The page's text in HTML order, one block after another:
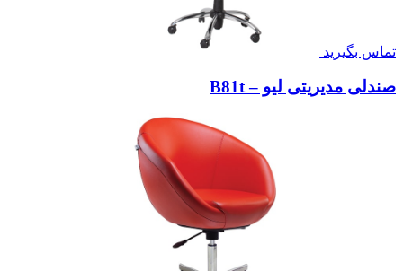
تماس بگیرید
صندلی مدیریتی لیو – B81t